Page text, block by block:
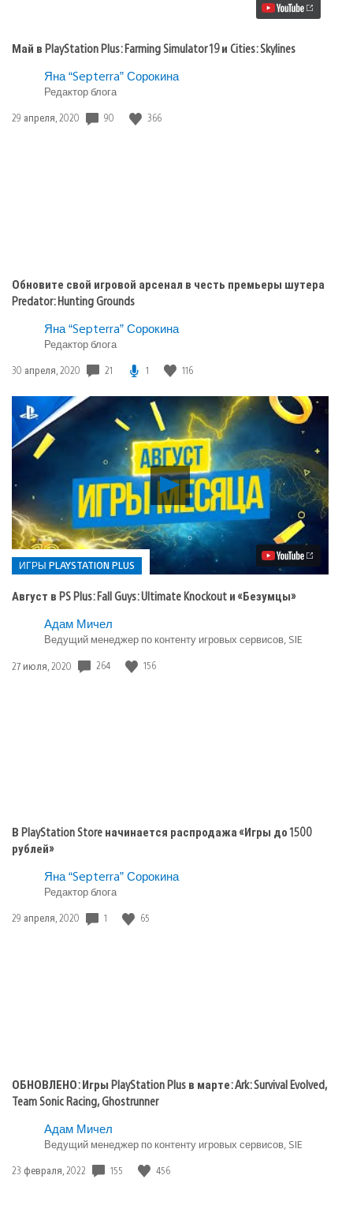
19
Май в PlayStation Plus: Farming Simulator 19 и Cities: Skylines
Яна “Septerra” Сорокина
Редактор блога
Дата
29 апреля, 2020 90 366
Обновите свой игровой арсенал в честь премьеры шутера
Predator: Hunting Grounds
Яна “Septerra” Сорокина
Редактор блога
Дата
30 апреля, 2020 21 1 116
Воспроизвести
видео
Август
в
PS
Plus:
Fall
Guys:
Ultimate
«Безумцы»
ИГРЫ PLAYSTATION PLUS
Август в PS Plus: Fall Guys: Ultimate Knockout и «Безумцы»
Опубликовано
Игры
playstation
Адам Мичел
Ведущий менеджер по контенту игровых сервисов, SIE
Дата
27 июля, 2020 264 156
В PlayStation Store начинается распродажа «Игры до 1500
рублей»
Яна “Septerra” Сорокина
Редактор блога
Дата
29 апреля, 2020 1 65
ОБНОВЛЕНО: Игры PlayStation Plus в марте: Ark: Survival Evolved,
Team Sonic Racing, Ghostrunner
Адам Мичел
Ведущий менеджер по контенту игровых сервисов, SIE
Дата
23 февраля, 2022 155 456